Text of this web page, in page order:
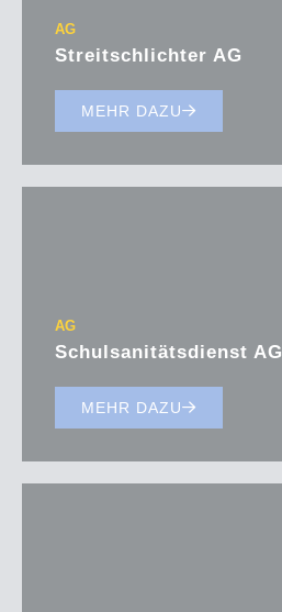
AG
Streitschlichter AG
MEHR DAZU
AG
Schulsanitätsdienst AG
MEHR DAZU